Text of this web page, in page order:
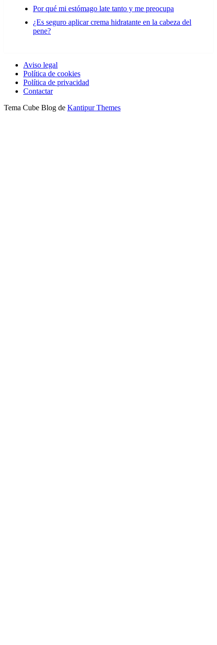
Por qué mi estómago late tanto y me preocupa
¿Es seguro aplicar crema hidratante en la cabeza del
pene?
Aviso legal
Política de cookies
Política de privacidad
Contactar
Tema Cube Blog de Kantipur Themes